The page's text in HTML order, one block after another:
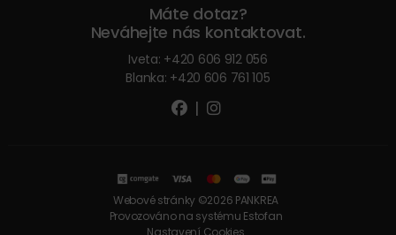
Máte dotaz?
Neváhejte nás kontaktovat.
Iveta: +420 606 912 056
Blanka: +420 606 761 105
|
Webové stránky ©2026 PANKREA
Provozováno na systému Estofan
Nastavení Cookies